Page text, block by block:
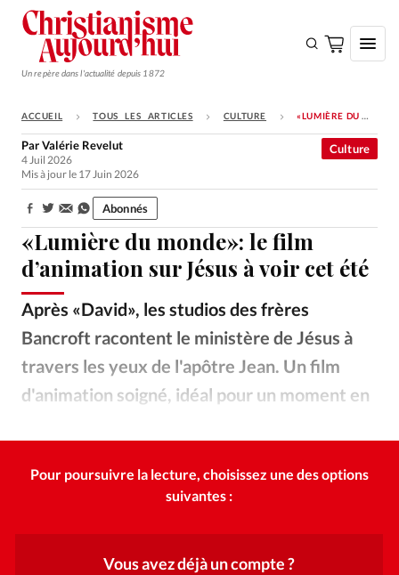
Un repère dans l'actualité depuis 1872
S'ABONNER
Monde
Opinions
Tous les articles
Faire un don
Emploi
Se connecter
Édition: Internationale
RUBRIQUES
Tous les articles
Actualité chrétienne
Dossier
Eglises Foi Génération réveil
Monde
Publireportage
Relations Aujourd'hui
ACCUEIL TOUS LES ARTICLES CULTURE «LUMIÈRE DU MONDE»: LE FILM D’ANIMATION SUR JÉSUS À VOIR CET ÉTÉ
«Lumière du monde»: le film
d’animation sur Jésus à voir cet été
Après «David», les studios des frères
Bancroft racontent le ministère de Jésus à
travers les yeux de l'apôtre Jean. Un film
d'animation soigné, idéal pour un moment en
Culture
ParValérie Revelut
4 Juil 2026
Mis à jour le 17 Juin 2026
Partager: Abonnés
Pour poursuivre la lecture, choisissez une des options
suivantes :
Vous avez déjà un compte ?